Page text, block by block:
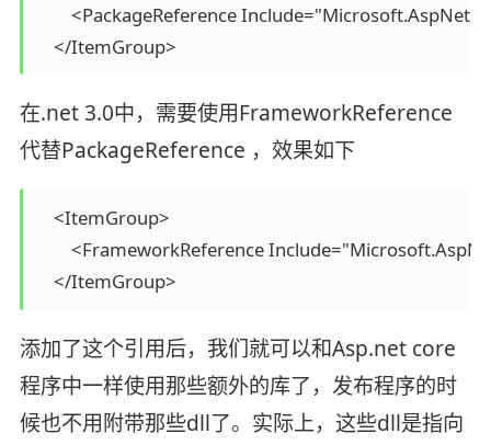
<PackageReference
</ItemGroup>
在.net 3.0中，需要使用FrameworkReference
代替PackageReference ，效果如下
<ItemGroup>
<FrameworkReference
</ItemGroup>
添加了这个引用后，我们就可以和Asp.net core
程序中一样使用那些额外的库了，发布程序的时
候也不用附带那些dll了。实际上，这些dll是指向